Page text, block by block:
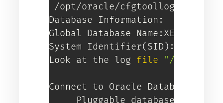
/opt/oracle/cfgtoollogs/dbca/
Database Information:
Global Database Name:XE
System Identifier( SID ) :XE
Look at the log file "/opt/
Connect to Oracle Database
Pluggable database: